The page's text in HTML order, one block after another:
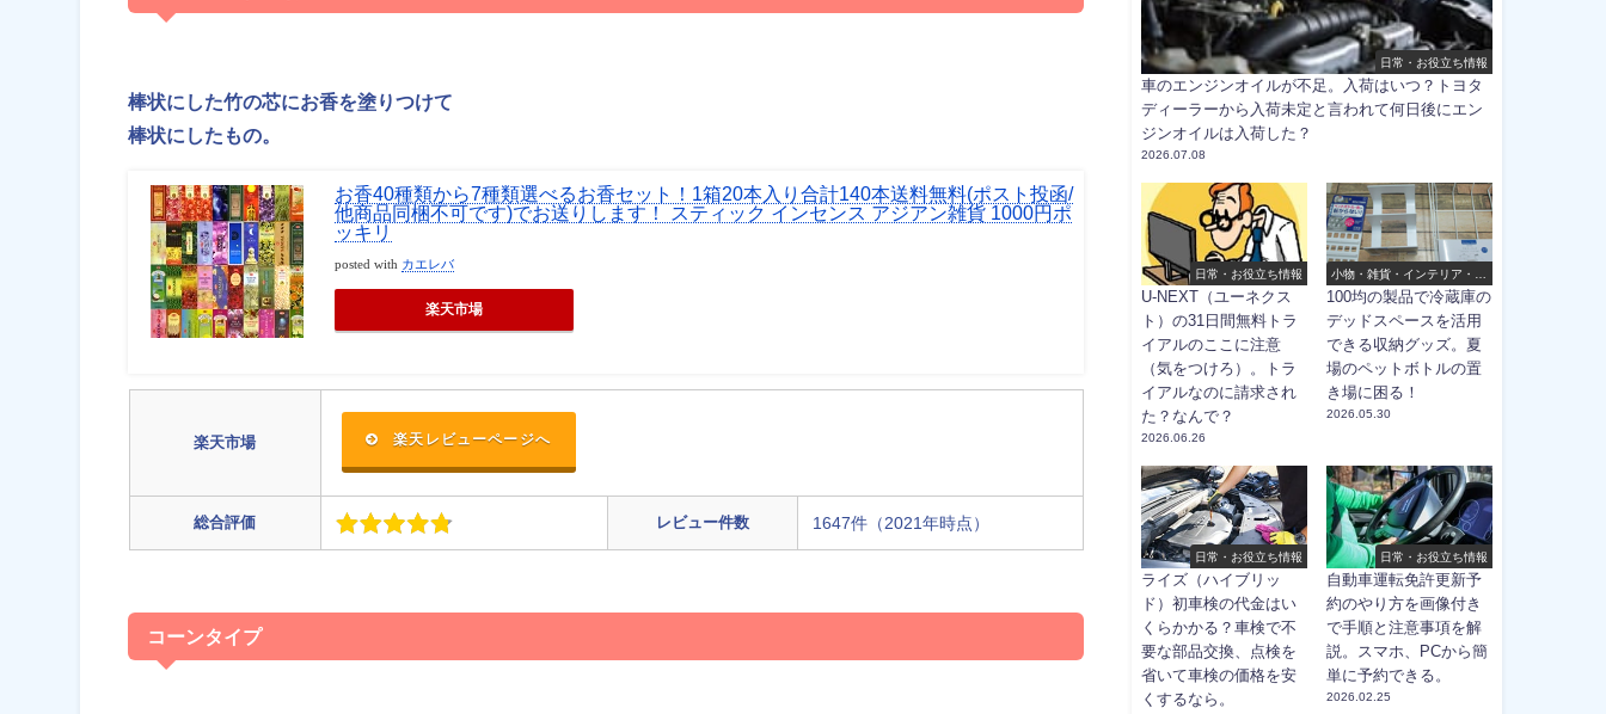
棒状にした竹の芯にお香を塗りつけて
棒状にしたもの。
お香40種類から7種類選べるお香セット！1箱20本入り合計140本送料無料(ポスト投函/
他商品同梱不可です)でお送りします！ スティック インセンス アジアン雑貨 1000円ポ
ッキリ
posted with カエレバ
楽天市場
楽天市場 楽天レビューページへ
総合評価 レビュー件数 1647件（2021年時点）
コーンタイプ
日常・お役立ち情報
車のエンジンオイルが不足。入荷はいつ？トヨタ
ディーラーから入荷未定と言われて何日後にエン
ジンオイルは入荷した？
2026.07.08
日常・お役立ち情報
U-NEXT（ユーネクス
ト）の31日間無料トラ
イアルのここに注意
（気をつけろ）。トラ
イアルなのに請求され
た？なんで？
2026.06.26
小物・雑貨・インテリア・ほ
か
100均の製品で冷蔵庫の
デッドスペースを活用
できる収納グッズ。夏
場のペットボトルの置
き場に困る！
2026.05.30
日常・お役立ち情報
ライズ（ハイブリッ
ド）初車検の代金はい
くらかかる？車検で不
要な部品交換、点検を
省いて車検の価格を安
くするなら。
日常・お役立ち情報
自動車運転免許更新予
約のやり方を画像付き
で手順と注意事項を解
説。スマホ、PCから簡
単に予約できる。
2026.02.25